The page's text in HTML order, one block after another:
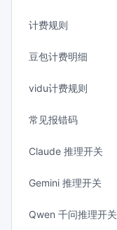
计费规则
豆包计费明细
vidu计费规则
常见报错码
Claude 推理开关
Gemini 推理开关
Qwen 千问推理开关